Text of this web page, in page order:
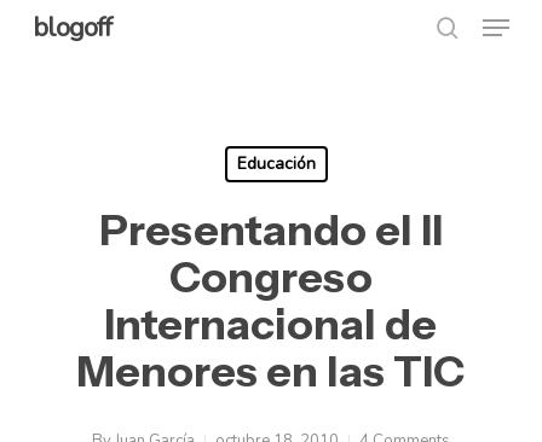
Skipblogoff Menu
Educación
Presentando el II
Congreso
Internacional de
Menores en las TIC